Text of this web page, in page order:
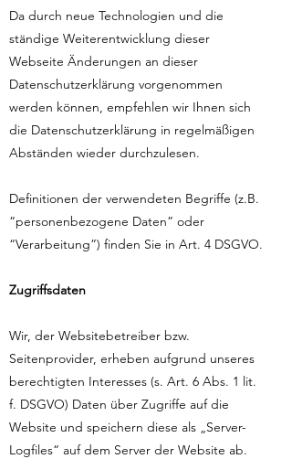
Da durch neue Technologien und die
ständige Weiterentwicklung dieser
Webseite Änderungen an dieser
Datenschutzerklärung vorgenommen
werden können, empfehlen wir Ihnen sich
die Datenschutzerklärung in regelmäßigen
Abständen wieder durchzulesen.
Definitionen der verwendeten Begriffe (z.B.
“personenbezogene Daten” oder
“Verarbeitung”) finden Sie in Art. 4 DSGVO.
Zugriffsdaten
Wir, der Websitebetreiber bzw.
Seitenprovider, erheben aufgrund unseres
berechtigten Interesses (s. Art. 6 Abs. 1 lit.
f. DSGVO) Daten über Zugriffe auf die
Website und speichern diese als „Server-
Logfiles“ auf dem Server der Website ab.